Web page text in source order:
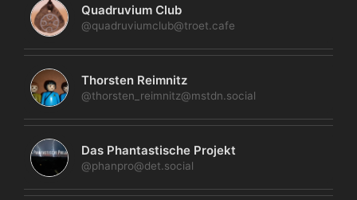
Quadruvium Club
@quadruviumclub@troet.cafe
Thorsten Reimnitz
@thorsten_reimnitz@mstdn.social
Das Phantastische Projekt
@phanpro@det.social